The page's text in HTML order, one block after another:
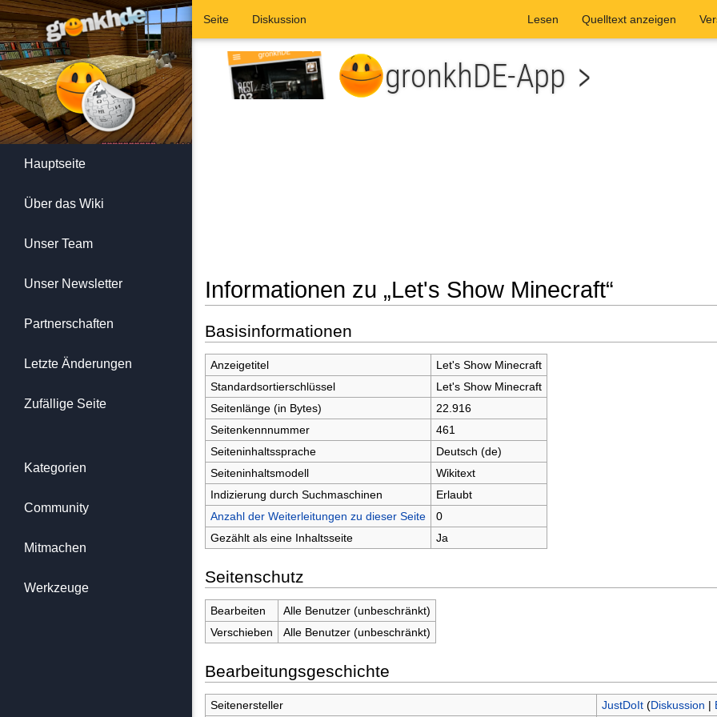
Informationen zu „Let's Show Minecraft“
Basisinformationen
Anzeigetitel
Let's Show Minecraft
Standardsortierschlüssel
Let's Show Minecraft
Seitenlänge (in Bytes)
22.916
Seitenkennnummer
461
Seiteninhaltssprache
Deutsch (de)
Seiteninhaltsmodell
Wikitext
Indizierung durch Suchmaschinen
Erlaubt
Anzahl der Weiterleitungen zu dieser Seite
0
Gezählt als eine Inhaltsseite
Ja
Seitenschutz
Bearbeiten
Alle Benutzer (unbeschränkt)
Verschieben
Alle Benutzer (unbeschränkt)
Bearbeitungsgeschichte
Seitenersteller JustDoIt (Diskussion |
Seite Diskussion Lesen Quelltext anzeigen
Hauptseite
Über das Wiki
Unser Team
Unser Newsletter
Partnerschaften
Letzte Änderungen
Zufällige Seite
Kategorien
Community
Mitmachen
Werkzeuge